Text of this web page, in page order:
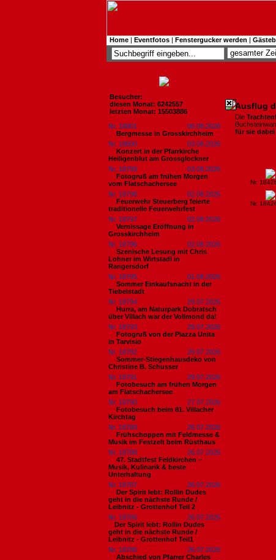
Home | Eventfotos | Fenstergucker werden |
Besucher:
diesen Monat: 6242557
letzten Monat: 15503886
Nr. 18801
06.08.2026
Bergmesse in Grosskirchheim
Nr. 18800
03.08.2026
Konzert in der Pfarrkirche
Heiligenblut am Grossglockner
Nr. 18799
03.08.2026
Fotogruß am frühen Morgen
vom Flatschachersee
Nr. 18798
02.08.2026
Feuerwehr Steuerberg feierte
traditionelle Feuerwehrfest
Nr. 18797
02.08.2026
Vernissage Eröffnung in
Grosskirchheim
Nr. 18796
02.08.2026
Szenische Lesung mit Chris
Lohner im Wirtstadl in
Rangersdorf
Nr. 18795
01.08.2026
Sommer Einkaufsnacht in der
Tiebelstadt
Nr. 18794
29.07.2026
Hurra, am Naturpark Dobratsch
über Villach war der Vollmond da!
Nr. 18793
29.07.2026
Fotogruß von der Piazza Unita
in Tarvisio
Nr. 18792
29.07.2026
Sommer-Stiegenhausdeko von
Christine B. Schusser
Nr. 18791
29.07.2026
Fotobesuch am frühen Morgen
am Flatschachersee
Nr. 18790
27.07.2026
Fotobesuch beim 81. Villacher
Kirchtag
Nr. 18789
26.07.2026
Frühschoppen mit Feldmesse &
Musik im Festzelt beim Rüsthaus
Nr. 18788
26.07.2026
47. Stadtfest Feldkirchen –
Musik, Kulinarik & beste
Unterhaltung
Nr. 18787
26.07.2026
Der Spirit lebt: Rollin Dudes
geht in die nächste Runde /
Leibnitz - Grottenhof Teil 2
Nr. 18786
26.07.2026
​Der Spirit lebt: Rollin Dudes
geht in die nächste Runde /
Leibnitz - Grottenhof Teil1
Nr. 18785
26.07.2026
Abschied von Pfarrer Charles
Ausflug
Die
für sie
Nr.
Nr.